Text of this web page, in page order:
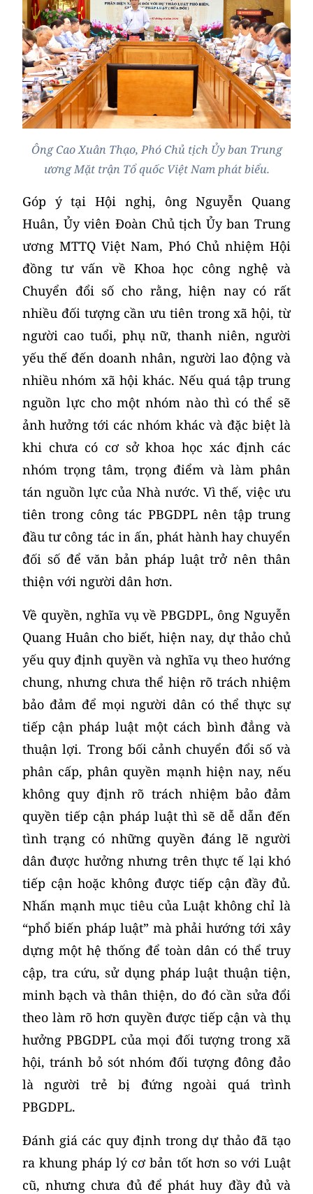
Ông Cao Xuân Thạo, Phó Chủ tịch Ủy ban Trung
ương Mặt trận Tổ quốc Việt Nam phát biểu.
Góp ý tại Hội nghị, ông Nguyễn Quang
Huân, Ủy viên Đoàn Chủ tịch Ủy ban Trung
ương MTTQ Việt Nam, Phó Chủ nhiệm Hội
đồng tư vấn về Khoa học công nghệ và
Chuyển đổi số cho rằng, hiện nay có rất
nhiều đối tượng cần ưu tiên trong xã hội, từ
người cao tuổi, phụ nữ, thanh niên, người
yếu thế đến doanh nhân, người lao động và
nhiều nhóm xã hội khác. Nếu quá tập trung
nguồn lực cho một nhóm nào thì có thể sẽ
ảnh hưởng tới các nhóm khác và đặc biệt là
khi chưa có cơ sở khoa học xác định các
nhóm trọng tâm, trọng điểm và làm phân
tán nguồn lực của Nhà nước. Vì thế, việc ưu
tiên trong công tác PBGDPL nên tập trung
đầu tư công tác in ấn, phát hành hay chuyển
đối số để văn bản pháp luật trở nên thân
thiện với người dân hơn.
Về quyền, nghĩa vụ về PBGDPL, ông Nguyễn
Quang Huân cho biết, hiện nay, dự thảo chủ
yếu quy định quyền và nghĩa vụ theo hướng
chung, nhưng chưa thể hiện rõ trách nhiệm
bảo đảm để mọi người dân có thể thực sự
tiếp cận pháp luật một cách bình đẳng và
thuận lợi. Trong bối cảnh chuyển đổi số và
phân cấp, phân quyền mạnh hiện nay, nếu
không quy định rõ trách nhiệm bảo đảm
quyền tiếp cận pháp luật thì sẽ dễ dẫn đến
tình trạng có những quyền đáng lẽ người
dân được hưởng nhưng trên thực tế lại khó
tiếp cận hoặc không được tiếp cận đầy đủ.
Nhấn mạnh mục tiêu của Luật không chỉ là
“phổ biến pháp luật” mà phải hướng tới xây
dựng một hệ thống để toàn dân có thể truy
cập, tra cứu, sử dụng pháp luật thuận tiện,
minh bạch và thân thiện, do đó cần sửa đổi
theo làm rõ hơn quyền được tiếp cận và thụ
hưởng PBGDPL của mọi đối tượng trong xã
hội, tránh bỏ sót nhóm đối tượng đông đảo
là người trẻ bị đứng ngoài quá trình
PBGDPL.
Đánh giá các quy định trong dự thảo đã tạo
ra khung pháp lý cơ bản tốt hơn so với Luật
cũ, nhưng chưa đủ để phát huy đầy đủ và